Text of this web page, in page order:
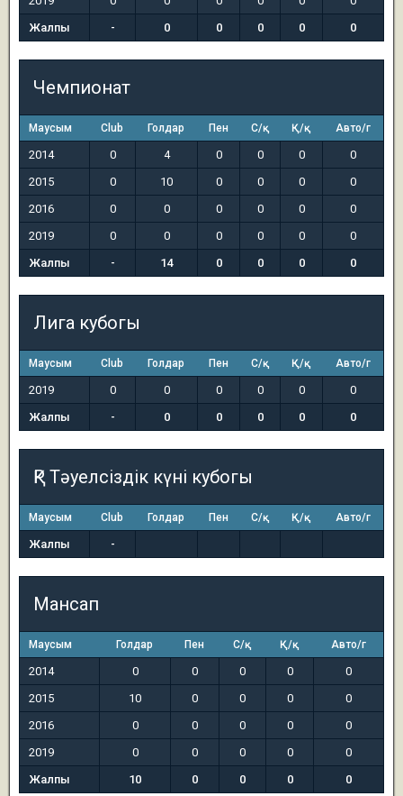
Жалпы
- 0 0 0 0 0
Чемпионат
Маусым Club Голдар Пен С/қ Қ/қ Авто/г
2014 0 4 0 0 0
0
2015
0 10 0 0 0
0
2016
0 0 0 0 0
0
2019
0 0 0 0 0
0
Жалпы
- 14 0 0 0 0
Лига кубогы
Маусым Club Голдар Пен С/қ Қ/қ Авто/г
2019 0 0 0 0 0
0
Жалпы
- 0 0 0 0 0
ҚР Тәуелсіздік күні кубогы
Маусым Club Голдар Пен С/қ Қ/қ Авто/г
Жалпы -
Мансап
Маусым Голдар Пен С/қ Қ/қ Авто/г
2014 0 0 0 0
0
2015
10 0 0 0
0
2016
0 0 0 0
0
2019
0 0 0 0
0
Жалпы
10 0 0 0 0